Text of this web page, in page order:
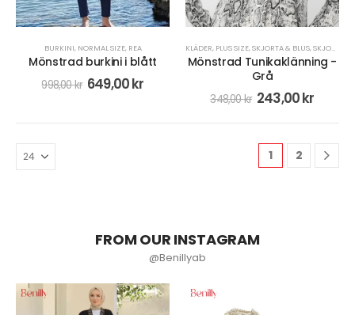
BURKINI, NORMAL SIZE, REA
Mönstrad burkini i blått
998,00kr 649,00kr
KLÄDER, PLUS SIZE,SKJORTA & BLUS,SKJORTOR BLUSAR
Mönstrad Tunikaklänning -
Grå
348,00kr 243,00kr
1 2
FROM OUR INSTAGRAM
@Benillyab